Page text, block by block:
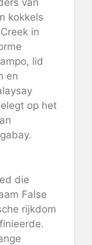
van
kokkels
in
lid
en
op het
die
False
rijkdom